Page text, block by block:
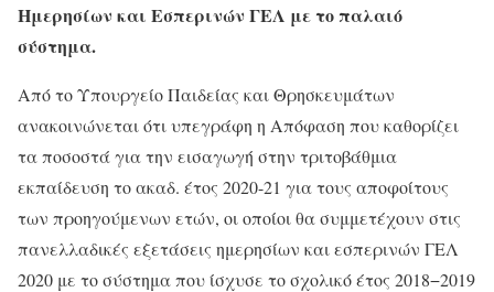
Ημερησίων και Εσπερινών ΓΕΛ με το παλαιό
σύστημα.
Από το Υπουργείο Παιδείας και Θρησκευμάτων
ανακοινώνεται ότι υπεγράφη η Απόφαση που καθορίζει
τα ποσοστά για την εισαγωγή στην τριτοβάθμια
εκπαίδευση το ακαδ. έτος 2020-21 για τους αποφοίτους
των προηγούμενων ετών, οι οποίοι θα συμμετέχουν στις
πανελλαδικές εξετάσεις ημερησίων και εσπερινών ΓΕΛ
2020 με το σύστημα που ίσχυσε το σχολικό έτος 2018−2019